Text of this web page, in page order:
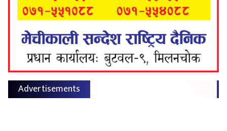
Advertisements